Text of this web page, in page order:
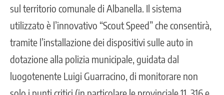
sul territorio comunale di Albanella. Il sistema
utilizzato è l’innovativo “Scout Speed” che consentirà,
tramite l’installazione dei dispositivi sulle auto in
dotazione alla polizia municipale, guidata dal
luogotenente Luigi Guarracino, di monitorare non